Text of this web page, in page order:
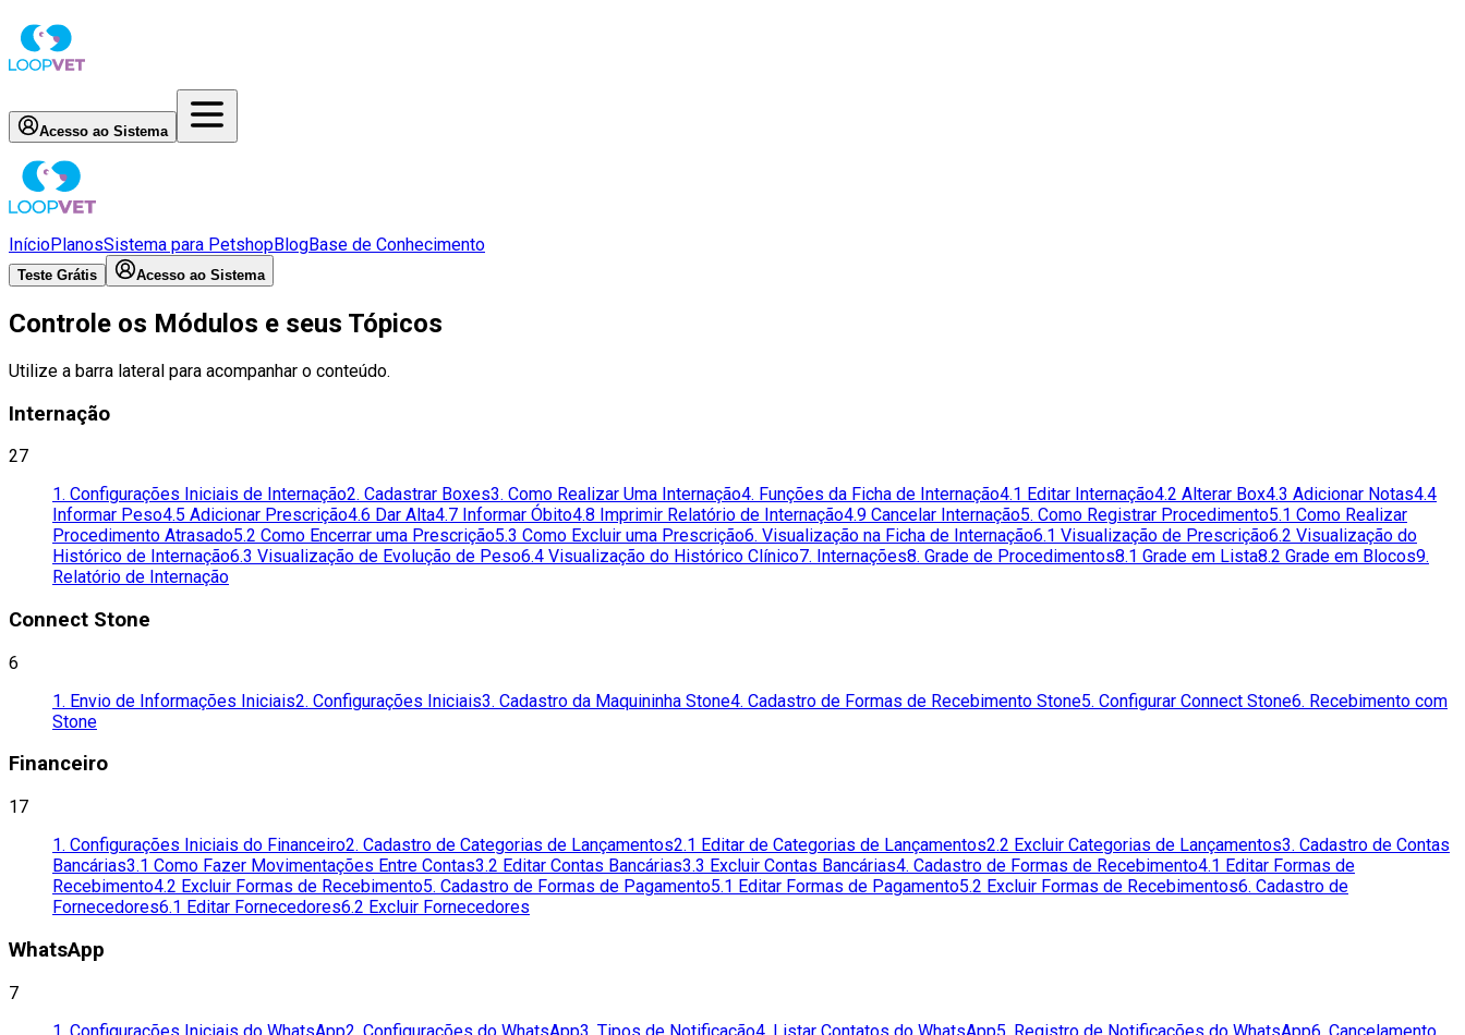
Acesso ao Sistema
InícioPlanosSistema para PetshopBlogBase de Conhecimento
Teste Grátis Acesso ao Sistema
Controle os Módulos e seus Tópicos
Utilize a barra lateral para acompanhar o conteúdo.
Internação
27
1. Configurações Iniciais de Internação2. Cadastrar Boxes3. Como Realizar Uma Internação4. Funções da Ficha de Internação4.1 Editar Internação4.2 Alterar Box4.3 Adicionar Notas4.4
Informar Peso4.5 Adicionar Prescrição4.6 Dar Alta4.7 Informar Óbito4.8 Imprimir Relatório de Internação4.9 Cancelar Internação5. Como Registrar Procedimento5.1 Como Realizar
Procedimento Atrasado5.2 Como Encerrar uma Prescrição5.3 Como Excluir uma Prescrição6. Visualização na Ficha de Internação6.1 Visualização de Prescrição6.2 Visualização do
Histórico de Internação6.3 Visualização de Evolução de Peso6.4 Visualização do Histórico Clínico7. Internações8. Grade de Procedimentos8.1 Grade em Lista8.2 Grade em Blocos9.
Relatório de Internação
Connect Stone
6
1. Envio de Informações Iniciais2. Configurações Iniciais3. Cadastro da Maquininha Stone4. Cadastro de Formas de Recebimento Stone5. Configurar Connect Stone6. Recebimento com
Stone
Financeiro
17
1. Configurações Iniciais do Financeiro2. Cadastro de Categorias de Lançamentos2.1 Editar de Categorias de Lançamentos2.2 Excluir Categorias de Lançamentos3. Cadastro de Contas
Bancárias3.1 Como Fazer Movimentações Entre Contas3.2 Editar Contas Bancárias3.3 Excluir Contas Bancárias4. Cadastro de Formas de Recebimento4.1 Editar Formas de
Recebimento4.2 Excluir Formas de Recebimento5. Cadastro de Formas de Pagamento5.1 Editar Formas de Pagamento5.2 Excluir Formas de Recebimentos6. Cadastro de
Fornecedores6.1 Editar Fornecedores6.2 Excluir Fornecedores
WhatsApp
7
1. Configurações Iniciais do WhatsApp2. Configurações do WhatsApp3. Tipos de Notificação4. Listar Contatos do WhatsApp5. Registro de Notificações do WhatsApp6. Cancelamento